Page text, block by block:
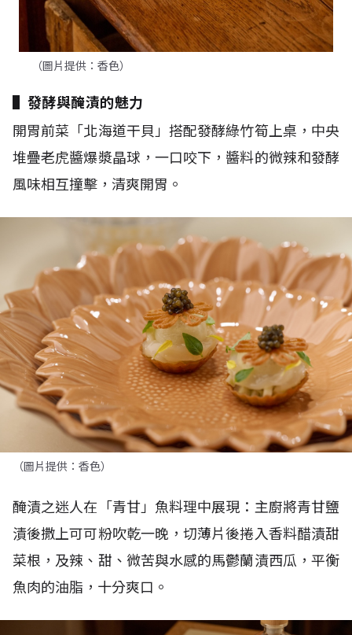
（圖片提供：香色）
▌發酵與醃漬的魅力
開胃前菜「北海道干貝」搭配發酵綠竹筍上桌，中央
堆疊老虎醬爆漿晶球，一口咬下，醬料的微辣和發酵
風味相互撞擊，清爽開胃。
（圖片提供：香色）
醃漬之迷人在「青甘」魚料理中展現：主廚將青甘鹽
漬後撒上可可粉吹乾一晚，切薄片後捲入香料醋漬甜
菜根，及辣、甜、微苦與水感的馬鬱蘭漬西瓜，平衡
魚肉的油脂，十分爽口。